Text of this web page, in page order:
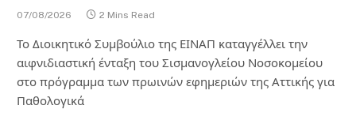
07/08/2026 2 Mins Read
Το Διοικητικό Συμβούλιο της ΕΙΝΑΠ καταγγέλλει την
αιφνιδιαστική ένταξη του Σισμανογλείου Νοσοκομείου
στο πρόγραμμα των πρωινών εφημεριών της Αττικής για
Παθολογικά